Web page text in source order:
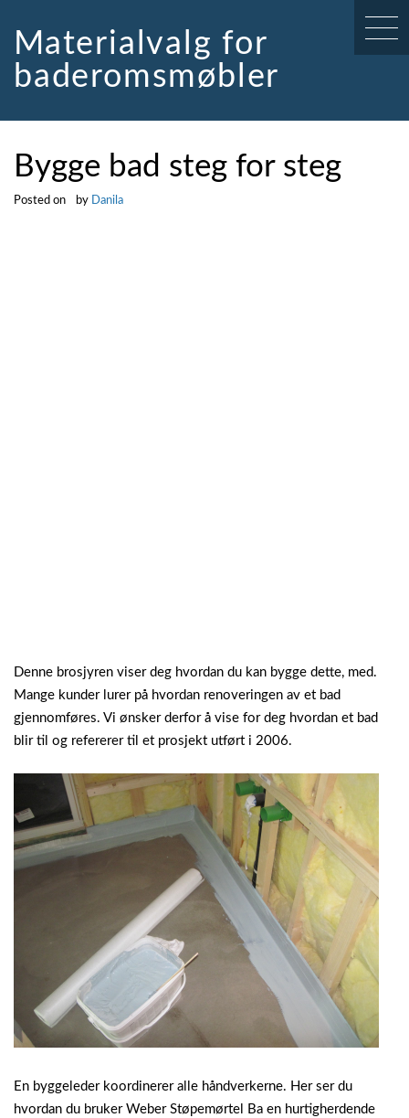
contentMaterialvalg for
baderomsmøbler
Bygge bad steg for steg
Posted on by Danila
Denne brosjyren viser deg hvordan du kan bygge dette, med.
Mange kunder lurer på hvordan renoveringen av et bad
gjennomføres. Vi ønsker derfor å vise for deg hvordan et bad
blir til og refererer til et prosjekt utført i 2006.
En byggeleder koordinerer alle håndverkerne. Her ser du
hvordan du bruker Weber Støpemørtel Ba en hurtigherdende